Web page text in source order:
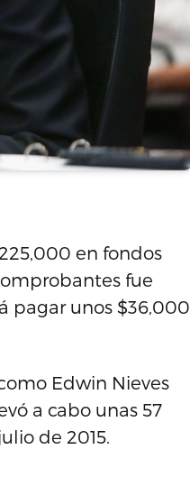
en fondos
fue
pagar unos $36,000
Edwin Nieves
a cabo unas 57
de 2015.